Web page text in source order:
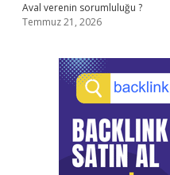
Aval verenin sorumluluğu ?
Temmuz 21, 2026